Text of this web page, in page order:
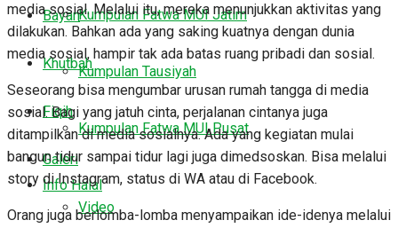
Bayan
Khutbah
Fiqih
Galeri
Video
Kumpulan Fatwa MUI Jatim
Kumpulan Tausiyah
Kumpulan Fatwa MUI Pusat
Info Halal
media sosial. Melalui itu, mereka menunjukkan aktivitas yang
dilakukan. Bahkan ada yang saking kuatnya dengan dunia
media sosial, hampir tak ada batas ruang pribadi dan sosial.
Seseorang bisa mengumbar urusan rumah tangga di media
sosial. Bagi yang jatuh cinta, perjalanan cintanya juga
ditampilkan di media sosialnya. Ada yang kegiatan mulai
bangun tidur sampai tidur lagi juga dimedsoskan. Bisa melalui
story di Instagram, status di WA atau di Facebook.
Orang juga berlomba-lomba menyampaikan ide-idenya melalui